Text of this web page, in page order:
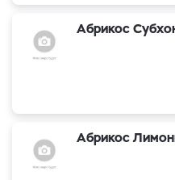
Абрикос
Абрикос